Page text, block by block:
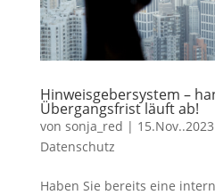
Hinweisgebersystem –
Übergangsfrist läuft ab!
von sonja_red | 15.Nov..2023
Datenschutz
Haben Sie bereits eine